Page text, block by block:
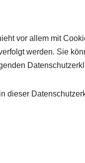
vor allem mit
werden. Sie
dieser